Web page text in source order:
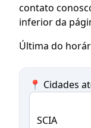
contato
inferior da
Última do
📍 Cidades
SCIA